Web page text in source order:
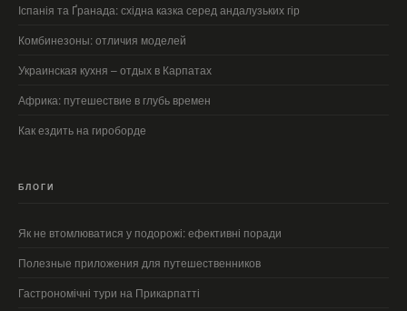
Іспанія та Ґранада: східна казка серед андалузьких гір
Комбинезоны: отличия моделей
Украинская кухня – отдых в Карпатах
Африка: путешествие в глубь времен
Как ездить на гироборде
БЛОГИ
Як не втомлюватися у подорожі: ефективні поради
Полезные приложения для путешественников
Гастрономічні тури на Прикарпатті